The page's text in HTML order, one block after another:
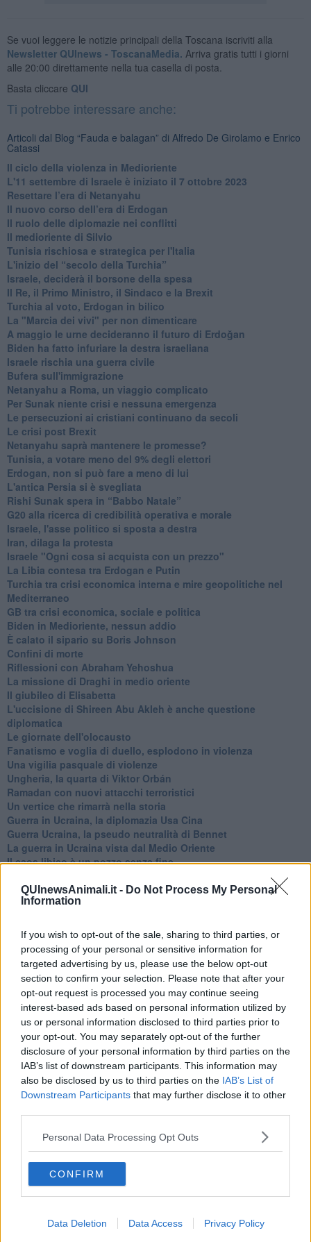
QUInewsAnimali.it - Do Not Process My Personal
Information
If you wish to opt-out of the sale, sharing to third parties, or
processing of your personal or sensitive information for
targeted advertising by us, please use the below opt-out
section to confirm your selection. Please note that after your
opt-out request is processed you may continue seeing
interest-based ads based on personal information utilized by
us or personal information disclosed to third parties prior to
your opt-out. You may separately opt-out of the further
disclosure of your personal information by third parties on the
IAB’s list of downstream participants. This information may
also be disclosed by us to third parties on the IAB’s List of
Downstream Participants that may further disclose it to other
Personal Data Processing Opt Outs
CONFIRM
Data Deletion Data Access Privacy Policy
Se vuoi leggere le notizie principali della Toscana iscriviti alla
Newsletter QUInews - ToscanaMedia. Arriva gratis tutti i giorni
alle 20:00 direttamente nella tua casella di posta.
Basta cliccare QUI
Ti potrebbe interessare anche:
Articoli dal Blog “Fauda e balagan” di Alfredo De Girolamo e Enrico
Catassi
Il ciclo della violenza in Medioriente
L'11 settembre di Israele è iniziato il 7 ottobre 2023
Resettare l’era di Netanyahu
​Il nuovo corso dell’era di Erdogan
Il ruolo delle diplomazie nei conflitti
Il medioriente di Silvio
Tunisia rischiosa e strategica per l'Italia
L'inizio del “secolo della Turchia”
Israele, deciderà il borsone della spesa
Il Re, il Primo Ministro, il Sindaco e la Brexit
Turchia al voto, Erdogan in bilico
La "Marcia dei vivi" per non dimenticare
A maggio le urne decideranno il futuro di Erdoğan
Biden ha fatto infuriare la destra israeliana
Israele rischia una guerra civile
Bufera sull'immigrazione
Netanyahu a Roma, un viaggio complicato
Per Sunak niente crisi e nessuna emergenza
Le persecuzioni ai cristiani continuano da secoli
Le crisi post Brexit
Netanyahu saprà mantenere le promesse?
Tunisia, a votare meno del 9% degli elettori
Erdogan, non si può fare a meno di lui
L'antica Persia si è svegliata
Rishi Sunak spera in “Babbo Natale”
G20 alla ricerca di credibilità operativa e morale
Israele, l'asse politico si sposta a destra
Iran, dilaga la protesta
Israele "Ogni cosa si acquista con un prezzo"
La Libia contesa tra Erdogan e Putin
Turchia tra crisi economica interna e mire geopolitiche nel
Mediterraneo
GB tra crisi economica, sociale e politica
Biden in Medioriente, nessun addio
È calato il sipario su Boris Johnson
Confini di morte
Riflessioni con Abraham Yehoshua
La missione di Draghi in medio oriente
Il giubileo di Elisabetta
L'uccisione di Shireen Abu Akleh è anche questione
diplomatica
Le giornate dell'olocausto
Fanatismo e voglia di duello, esplodono in violenza
Una vigilia pasquale di violenze
Ungheria, la quarta di Viktor Orbán
Ramadan con nuovi attacchi terroristici
Un vertice che rimarrà nella storia
Guerra in Ucraina, la diplomazia Usa Cina
Guerra Ucraina, la pseudo neutralità di Bennet
La guerra in Ucraina vista dal Medio Oriente
​Il caos libico è un pozzo senza fine
Crisi Corona, crisi Johnson, problemi post Brexit
Capitol Hill un anno dopo
Natale da incubo per Boris Johnson
La questione Ucraina
Cipro, un ponte dove si mischiano le culture
Una vigilia di Natale per un nuovo Rais
La questione israelo-palestinese ignorata dal G20
Erdogan continua a sfidare l'Occidente
Libano, collasso economico e guerra civile
Johnson, da Trump a Biden alla Brexit
L'AUKUS e il Quad
Biden, primo presidente USA non in guerra
Papa Bergoglio vedrà Viktor Orbán
Bennet, un giorno in attesa di Biden
Il ritorno dei talebani
Usa di nuovo al centro della geopolitica internazionale
L’appuntamento di Israele con il cambiamento
La farsa delle elezioni in Siria
In Medioriente non ci sono favole, solo realtà
Biden chiama ma Netanyahu non risponde
La forza di Boris Johnson